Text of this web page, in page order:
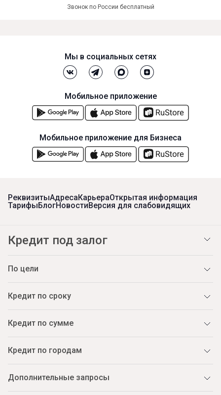
Звонок по России бесплатный
РеквизитыАдресаКарьераОткрытая информация
ТарифыБлогНовостиВерсия для слабовидящих
Кредит под залог
По цели
Кредит по сроку
Кредит по сумме
Кредит по городам
Дополнительные запросы
Мы в социальных сетях
Мобильное приложение
Мобильное приложение для Бизнеса